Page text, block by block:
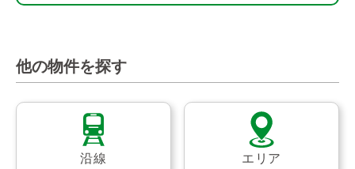
他の物件を探す
沿線 エリア